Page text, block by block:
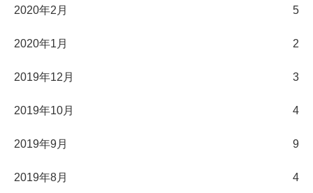
2020年2月 5
2020年1月 2
2019年12月 3
2019年10月 4
2019年9月 9
2019年8月 4